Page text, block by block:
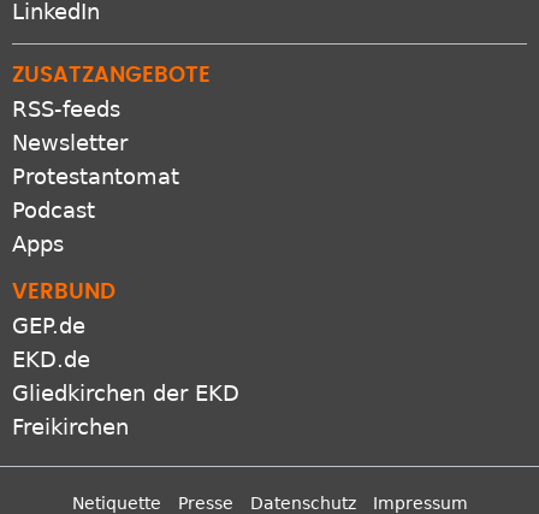
LinkedIn
ZUSATZANGEBOTE
RSS-feeds
Newsletter
Protestantomat
Podcast
Apps
VERBUND
GEP.de
EKD.de
Gliedkirchen der EKD
Freikirchen
Netiquette Presse Datenschutz Impressum